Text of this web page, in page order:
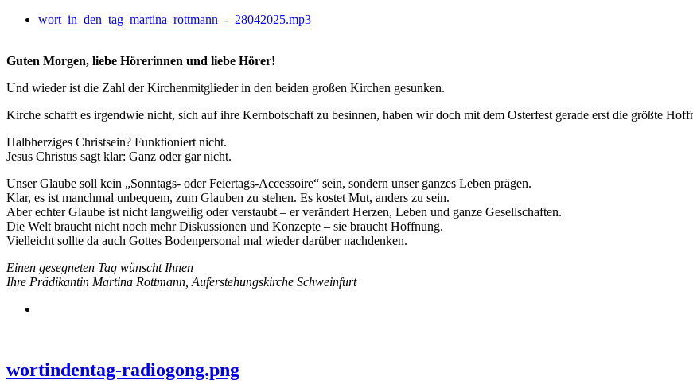
wort_in_den_tag_martina_rottmann_-_28042025.mp3
Guten Morgen, liebe Hörerinnen und liebe Hörer!
Und wieder ist die Zahl der Kirchenmitglieder in den beiden großen Kirchen gesunken.
Kirche schafft es irgendwie nicht, sich auf ihre Kernbotschaft zu besinnen, haben wir doch mit dem Osterfest gerade erst die größte
Halbherziges Christsein? Funktioniert nicht.
Jesus Christus sagt klar: Ganz oder gar nicht.
Unser Glaube soll kein „Sonntags- oder Feiertags-Accessoire“ sein, sondern unser ganzes Leben prägen.
Klar, es ist manchmal unbequem, zum Glauben zu stehen. Es kostet Mut, anders zu sein.
Aber echter Glaube ist nicht langweilig oder verstaubt – er verändert Herzen, Leben und ganze Gesellschaften.
Die Welt braucht nicht noch mehr Diskussionen und Konzepte – sie braucht Hoffnung.
Vielleicht sollte da auch Gottes Bodenpersonal mal wieder darüber nachdenken.
Einen gesegneten Tag wünscht Ihnen
Ihre Prädikantin Martina Rottmann, Auferstehungskirche Schweinfurt
wortindentag-radiogong.png